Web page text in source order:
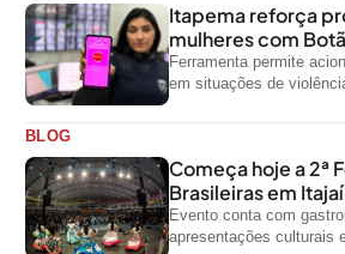
Itapema reforça
mulheres com
Ferramenta permite
em situações de
BLOG
Começa hoje a 2ª
Brasileiras em Itajaí
Evento conta com
apresentações culturais